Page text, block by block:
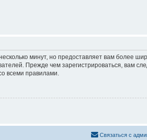
минут, но предоставляет вам более
Прежде чем зарегистрироваться, вам
всеми правилами.
Связаться с